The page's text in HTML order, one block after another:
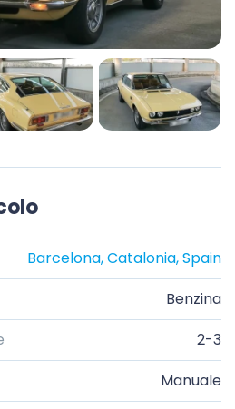
Barcelona, Catalonia, Spain
Benzina
2-3
Manuale